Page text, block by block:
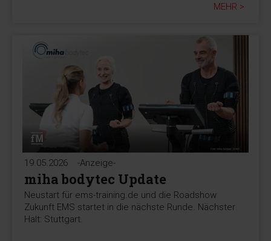
MEHR >
19.05.2026 -Anzeige-
miha bodytec Update
Neustart für ems-training.de und die Roadshow
Zukunft EMS startet in die nächste Runde. Nächster
Halt: Stuttgart.